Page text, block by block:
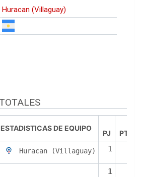
Huracan (Villaguay)
ESTADISTICAS DE EQUIPO
PJ PTS
Huracan (Villaguay) 1
1